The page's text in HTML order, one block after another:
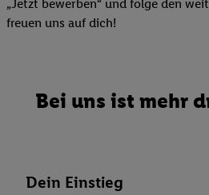
„Jetzt bewerben“ und folge den
freuen uns auf dich!
Bei uns ist mehr
Dein Einstieg